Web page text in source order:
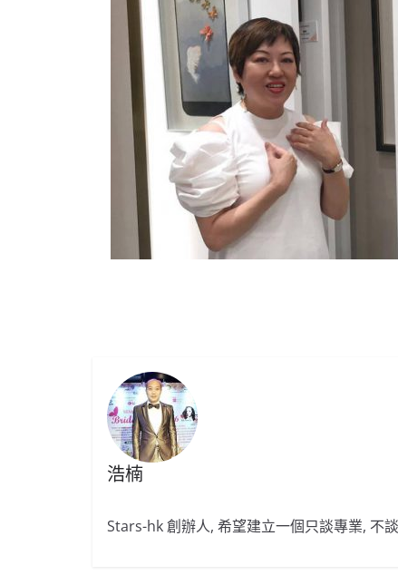
浩楠
Stars-hk 創辦人, 希望建立一個只談專業, 不